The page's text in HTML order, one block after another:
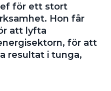
för ett stort
Hon får
att lyfta
för att
resultat i tunga,